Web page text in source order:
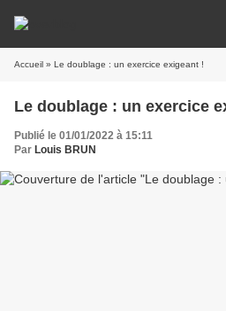
Accueil » Le doublage : un exercice exigeant !
Le doublage : un exercice
Publié le 01/01/2022 à 15:11
Par Louis BRUN